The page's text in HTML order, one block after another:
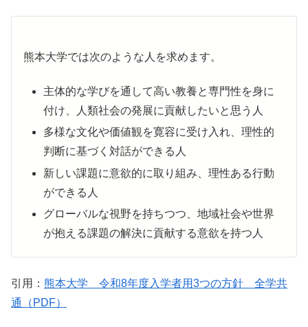
熊本大学では次のような人を求めます。
主体的な学びを通して高い教養と専門性を身に
付け、人類社会の発展に貢献したいと思う人
多様な文化や価値観を寛容に受け入れ、理性的
判断に基づく対話ができる人
新しい課題に意欲的に取り組み、理性ある行動
ができる人
グローバルな視野を持ちつつ、地域社会や世界
が抱える課題の解決に貢献する意欲を持つ人
引用： 熊本大学 令和8年度入学者用3つの方針 全学共
通（PDF）